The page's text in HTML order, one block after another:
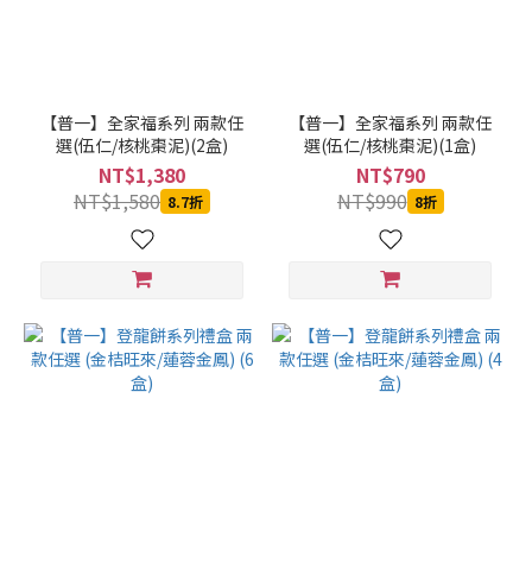
【普一】全家福系列 兩款任
選(伍仁/核桃棗泥)(2盒)
NT$1,380
NT$1,580 8.7折
【普一】全家福系列 兩款任
選(伍仁/核桃棗泥)(1盒)
NT$790
NT$990 8折